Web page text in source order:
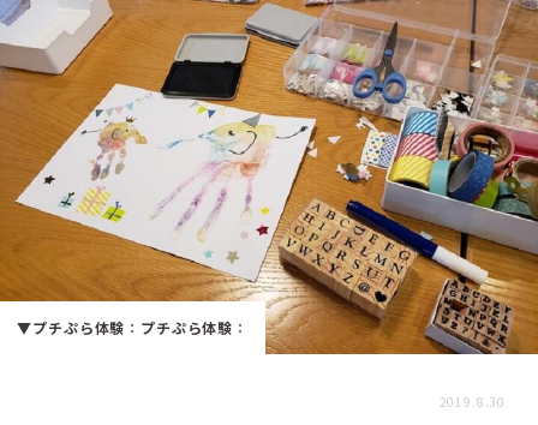
子育て
暮らし
おすすめ
スポット 学び・教育
「場」
HAREL HAREL
活用事例
▼プチぷら体験 ： プチぷら体験 ：
2019.8.30